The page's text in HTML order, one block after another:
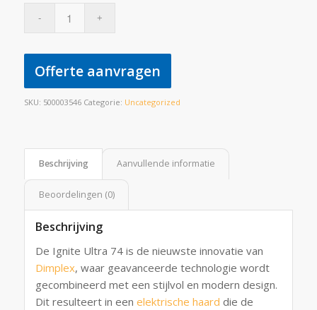
Offerte aanvragen
SKU: 500003546 Categorie: Uncategorized
Beschrijving Aanvullende informatie
Beoordelingen (0)
Beschrijving
De Ignite Ultra 74 is de nieuwste innovatie van
Dimplex, waar geavanceerde technologie wordt
gecombineerd met een stijlvol en modern design.
Dit resulteert in een elektrische haard die de